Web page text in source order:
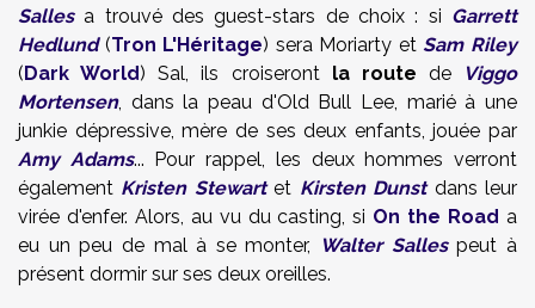
Sallesa trouvé des guest-stars de choix : si Garrett
Hedlund(Tron L'Héritage) sera Moriarty etSam Riley
(Dark World) Sal, ils croiseront la route de
Viggo
Mortensen, dans la peau d'Old Bull Lee, marié à une
junkie dépressive, mère de ses deux enfants, jouée par
Amy Adams... Pour rappel, les deux hommes verront
également Kristen Stewartet Kirsten Dunstdans leur
virée d'enfer. Alors, au vu du casting, si On the Road a
eu un peu de mal à se monter,
Walter Sallespeut à
présent dormir sur ses deux oreilles.